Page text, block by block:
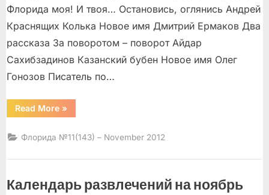
Флорида моя! И твоя… Остановись, оглянись Андрей
Краснящих Колька Новое имя Дмитрий Ермаков Два
рассказа За поворотом – поворот Айдар
Сахибзадинов Казанский бубен Новое имя Олег
Гонозов Писатель по…
Read More“”
»
Флорида №11(143) – November 2012
Календарь развлечений на ноябрь